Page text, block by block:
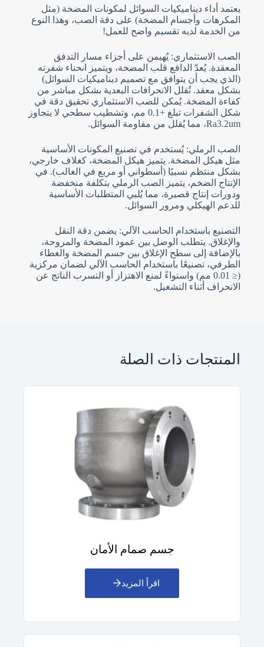
يعتمد أداء ديناميكيات السوائل لمكونات المضخة (مثل
المكرهات وأجسام المضخة) على دقة الصب، وهذا النوع
من الخدمة لديه تقسيم واضح للعمل!
الصب الاستثماري: يُهيمن على أجزاء مسار التدفق
المعقدة. يُعدّ الدافع قلب المضخة، ويتميز انحناء شفرته
(الذي يجب أن يتوافق مع تصميم ديناميكيات السوائل)
بشكل معقد. تُقلل الانحرافات البعدية بشكل مباشر من
كفاءة المضخة. يُمكن للصب الاستثماري تحقيق دقة في
شكل الشفرات تبلغ +0.1 مم، وتشطيب سطحي لا يتجاوز
Ra3.2um، مما يُقلل من مقاومة السوائل.
الصب الرملي: يُستخدم في تصنيع المكونات الأساسية
مثل هيكل المضخة. يتميز هيكل المضخة، كغلاف خارجي،
بشكل منتظم نسبيًا (أسطواني أو مربع في الغالب). في
الإنتاج الضخم، يتميز الصب الرملي بتكلفة منخفضة
ودورات إنتاج قصيرة، مما يُلبي المتطلبات الأساسية
للدعم الهيكلي ومرور السوائل.
التصنيع باستخدام الحاسب الآلي: يضمن دقة النقل
والإغلاق. يتطلب الوصل بين عمود المضخة والمروحة،
بالإضافة إلى سطح الإغلاق بين جسم المضخة والغطاء
الطرفي، تصنيعًا باستخدام الحاسب الآلي لضمان مركزية
(≤ 0.01 مم) واستواءً لمنع الاهتزاز أو التسرب الناتج عن
الانحراف أثناء التشغيل.
المنتجات ذات الصلة
جسم صمام الأمان
اقرأ المزيد